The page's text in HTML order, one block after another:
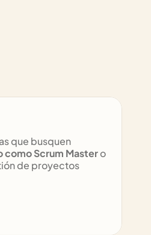
Personas que busquen
como Scrum Master o
de proyectos